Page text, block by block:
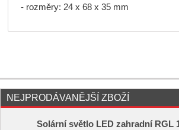
- rozměry: 24 x 68 x 35 mm
NEJPRODÁVANĚJŠÍ ZBOŽÍ
Solární světlo LED zahradní RGL